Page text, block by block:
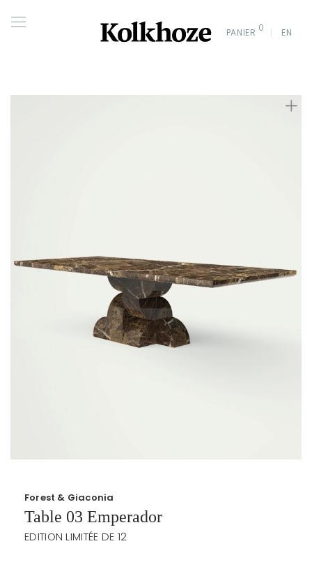
PANIER 0 EN
Forest & Giaconia
Table 03 Emperador
EDITION LIMITÉE DE 12